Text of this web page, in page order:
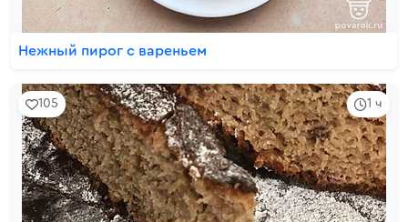
Нежный пирог с вареньем
1 ч
105